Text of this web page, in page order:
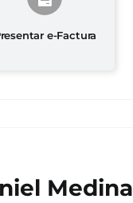
e-Factura
Medina